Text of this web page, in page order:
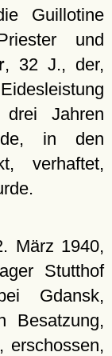
Guillotine
und
, 32 J., der,
drei Jahren
in den
verhaftet,
März 1940,
Stutthof
Gdansk,
Besatzung,
erschossen,